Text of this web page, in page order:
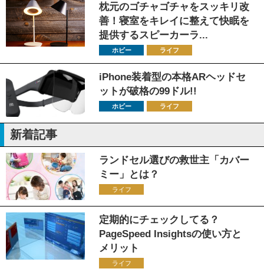
枕元のゴチャゴチャをスッキリ改
善！寝室をキレイに整えて快眠を
提供するスピーカーラ...
ホビー ライフ
iPhone装着型の本格ARヘッドセ
ットが破格の99ドル!!
ホビー ライフ
新着記事
ランドセル選びの救世主「カバー
ミー」とは？
ライフ
定期的にチェックしてる？
PageSpeed Insightsの使い方と
メリット
ライフ